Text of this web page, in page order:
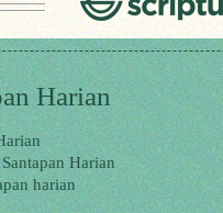
Harian
Harian
harian